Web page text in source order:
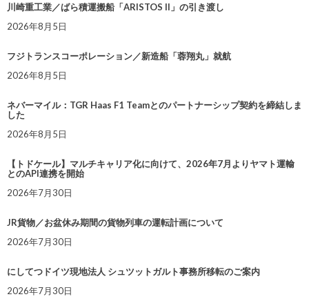
川崎重工業／ばら積運搬船「ARISTOS II」の引き渡し
2026年8月5日
フジトランスコーポレーション／新造船「蓉翔丸」就航
2026年8月5日
ネバーマイル：TGR Haas F1 Teamとのパートナーシップ契約を締結しま
した
2026年8月5日
【トドケール】マルチキャリア化に向けて、2026年7月よりヤマト運輸
とのAPI連携を開始
2026年7月30日
JR貨物／お盆休み期間の貨物列車の運転計画について
2026年7月30日
にしてつドイツ現地法人 シュツットガルト事務所移転のご案内
2026年7月30日